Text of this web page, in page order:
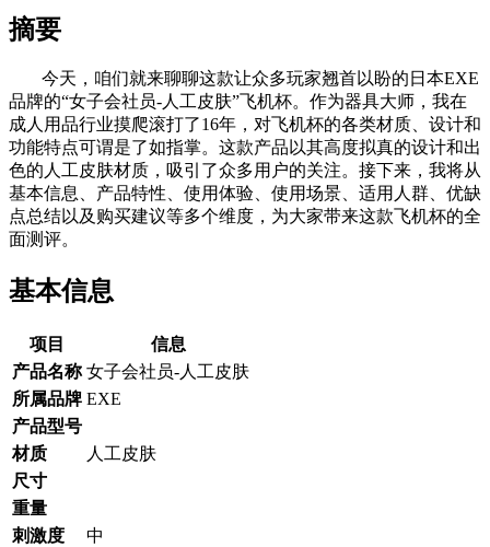
摘要
今天，咱们就来聊聊这款让众多玩家翘首以盼的日本EXE
品牌的“女子会社员-人工皮肤”飞机杯。作为器具大师，我在
成人用品行业摸爬滚打了16年，对飞机杯的各类材质、设计和
功能特点可谓是了如指掌。这款产品以其高度拟真的设计和出
色的人工皮肤材质，吸引了众多用户的关注。接下来，我将从
基本信息、产品特性、使用体验、使用场景、适用人群、优缺
点总结以及购买建议等多个维度，为大家带来这款飞机杯的全
面测评。
基本信息
项目
信息
产品名称 女子会社员-人工皮肤
所属品牌 EXE
产品型号
材质
人工皮肤
尺寸
重量
刺激度
中